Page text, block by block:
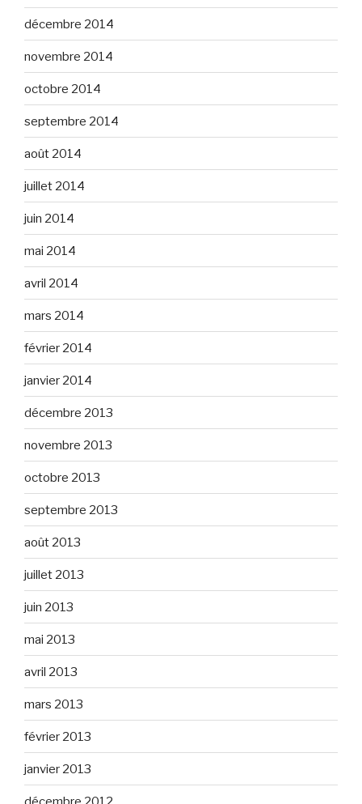
décembre 2014
novembre 2014
octobre 2014
septembre 2014
août 2014
juillet 2014
juin 2014
mai 2014
avril 2014
mars 2014
février 2014
janvier 2014
décembre 2013
novembre 2013
octobre 2013
septembre 2013
août 2013
juillet 2013
juin 2013
mai 2013
avril 2013
mars 2013
février 2013
janvier 2013